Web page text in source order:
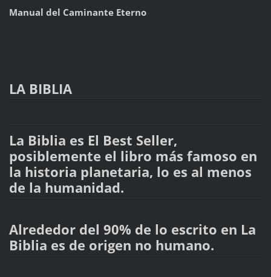
Manual del Caminante Eterno
LA BIBLIA
La Biblia es El Best Seller,
posiblemente el libro más famoso en
la historia planetaria, lo es al menos
de la humanidad.
Alrededor del 90% de lo escrito en La
Biblia es de origen no humano.